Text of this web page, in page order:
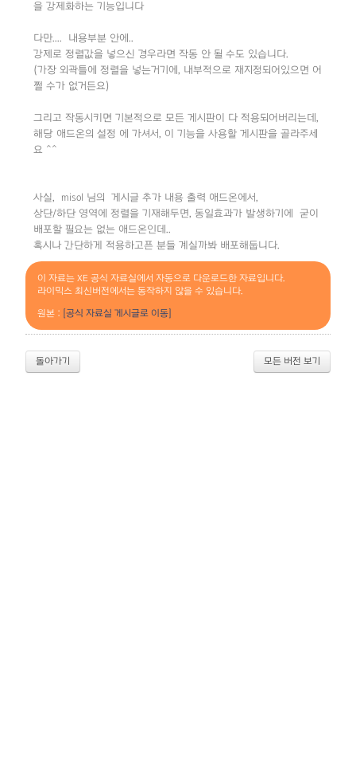
을 강제화하는 기능입니다
다만.... 내용부분 안에..
강제로 정렬값을 넣으신 경우라면 작동 안 될 수도 있습니다.
(가장 외곽틀에 정렬을 넣는거기에, 내부적으로 재지정되어있으면 어
쩔 수가 없거든요)
그리고 작동시키면 기본적으로 모든 게시판이 다 적용되어버리는데,
해당 애드온의 설정 에 가셔서, 이 기능을 사용할 게시판을 골라주세
요 ^^
사실, misol 님의 게시글 추가 내용 출력 애드온에서,
상단/하단 영역에 정렬을 기재해두면, 동일효과가 발생하기에 굳이
배포할 필요는 없는 애드온인데..
혹시나 간단하게 적용하고픈 분들 계실까봐 배포해둡니다.
이 자료는 XE 공식 자료실에서 자동으로 다운로드한 자료입니다.
라이믹스 최신버전에서는 동작하지 않을 수 있습니다.
원본 : [공식 자료실 게시글로 이동]
돌아가기 모든 버전 보기